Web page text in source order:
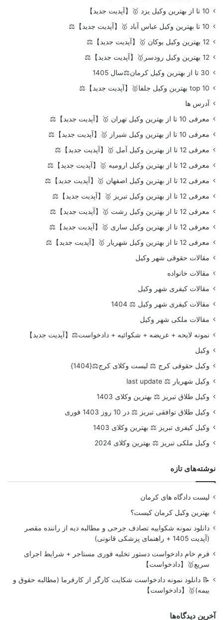
10 تا از بهترین وکیل یزد 🥇【آپدیت جدید】
10 تا بهترین وکیل عباس آباد 🥇【آپدیت جدید】⚖️
12 بهترین وکیل بوکان 🥇【آپدیت جدید】⚖️
12 بهترین وکیل رودسر🥇【آپدیت جدید】⚖️
30 تا از بهترین وکیل کرمان⚖️سال 1405
top 10 بهترین وکیل جلفا🥇【آپدیت جدید】⚖️
آدرس ها
معرفی 10 تا از بهترین وکیل تهران 🥇【آپدیت جدید】⚖️
معرفی 10 تا از بهترین وکیل شیراز 🥇【آپدیت جدید】⚖️
معرفی 12 تا از بهترین وکیل آمل 🥇【آپدیت جدید】⚖️
معرفی 12 تا از بهترین وکیل ارومیه 🥇【آپدیت جدید】⚖️
معرفی 12 تا از بهترین وکیل اصفهان 🥇【آپدیت جدید】⚖️
معرفی 12 تا از بهترین وکیل تبریز 🥇【آپدیت جدید】⚖️
معرفی 12 تا از بهترین وکیل رشت 🥇【آپدیت جدید】⚖️
معرفی 12 تا از بهترین وکیل ساری 🥇【آپدیت جدید】⚖️
معرفی 12 تا از بهترین وکیل شهریار 🥇【آپدیت جدید】⚖️
مقالات حقوقی شهر وکیل
مقالات خانواده
مقالات کیفری شهر وکیل
مقالات کیفری شهر وکیل ⚖️ 1404
مقالات ملکی شهر وکیل
نمونه لایحه + عریضه + شکوائیه + دادخواست⚖️【آپدیت جدید】
وکیل
وکیل حقوقی کرج ⚖️ لیست وکلای کرج⚖️{1404}
وکیل شهریار ⚖️ last update
وکیل طلاق تبریز ⚖️ بهترین وکلای 1403
وکیل طلاق توافقی تبریز ⚖️ در 10 روز 1403 فوری
وکیل کیفری تبریز ⚖️ بهترین وکلای 1403
وکیل ملکی تبریز ⚖️ بهترین وکلای 2024
نوشته‌های تازه
لیست دادگاه های کرمان
بهترین وکیل کرمان کیست؟
دانلود نمونه شکواییه تصادف جرحی و مطالبه دیه از راننده مقصر
(آپدیت 1405 + راهنمای پزشکی قانونی)
فرم خام دادخواست دستور تخلیه فوری مستاجر + شرایط اجرای
سریع🥇【دادخواست】
📝 دانلود نمونه دادخواست شکایت کارگر از کارفرما (مطالبه حقوق و
بیمه)🥇【دادخواست】
آخرین دیدگاه‌ها